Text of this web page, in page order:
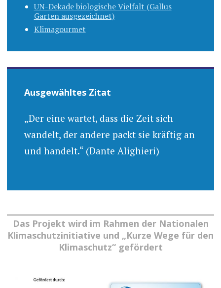
UN-Dekade biologische Vielfalt (Gallus
Garten ausgezeichnet)
Klimagourmet
Ausgewähltes Zitat
„Der eine wartet, dass die Zeit sich
wandelt, der andere packt sie kräftig an
und handelt.“ (Dante Alighieri)
Das Projekt wird im Rahmen der Nationalen
Klimaschutzinitiative und „Kurze Wege für den
Klimaschutz“ gefördert